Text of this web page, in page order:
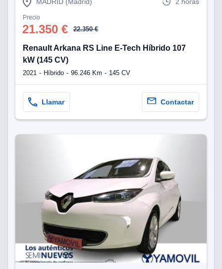
Precio
21.350 € 22.350 €
Renault Arkana RS Line E-Tech Híbrido 107
kW (145 CV)
2021 Híbrido 96.246 Km 145 CV
Llamar Contactar